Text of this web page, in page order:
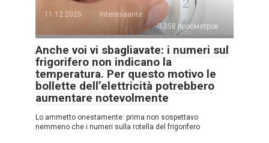
11.12.2025
Interessante
358 просмотров
Anche voi vi sbagliavate: i numeri sul
frigorifero non indicano la
temperatura. Per questo motivo le
bollette dell’elettricità potrebbero
aumentare notevolmente
Lo ammetto onestamente: prima non sospettavo
nemmeno che i numeri sulla rotella del frigorifero